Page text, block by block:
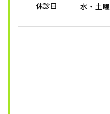
休診日 水・土